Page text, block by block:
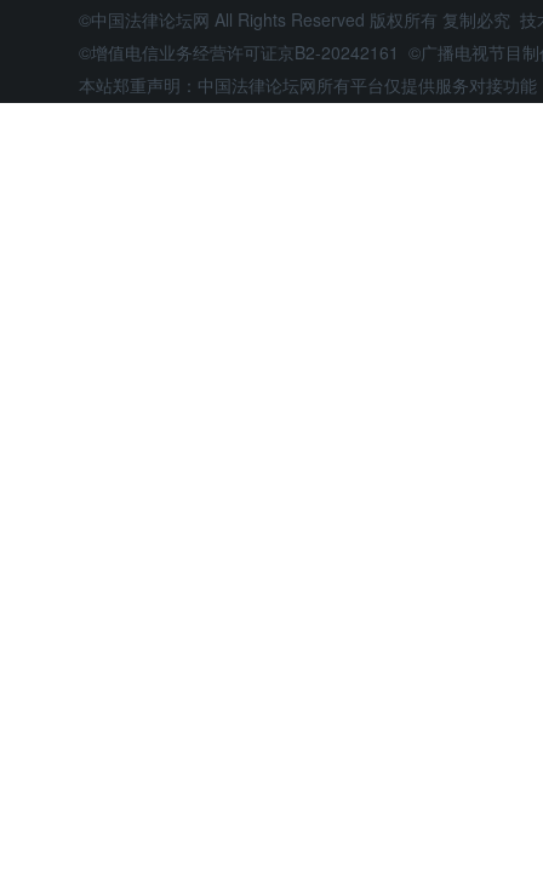
©中国法律论坛网 All Rights Reserved 版权所有 复制必究 技
©增值电信业务经营许可证京B2-20242161 ©广播电视节目
本站郑重声明：中国法律论坛网所有平台仅提供服务对接功